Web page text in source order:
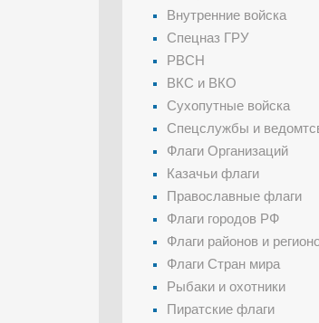
Внутренние войска
Спецназ ГРУ
РВСН
ВКС и ВКО
Сухопутные войска
Спецслужбы и
Флаги Организаций
Казачьи флаги
Православные флаги
Флаги городов РФ
Флаги районов и
Флаги Стран мира
Рыбаки и охотники
Пиратские флаги